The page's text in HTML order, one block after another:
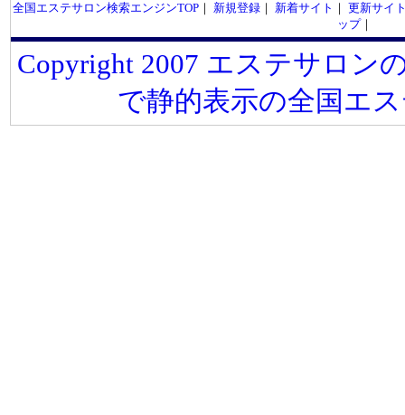
全国エステサロン検索エンジンTOP｜ 新規登録｜ 新着サイト ｜ 更新サイ
ップ｜
Copyright 2007 エステサロン
で静的表示の全国エ